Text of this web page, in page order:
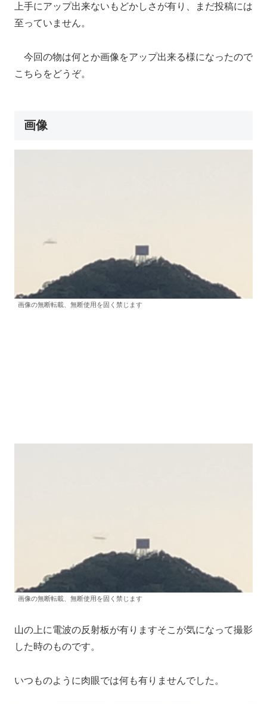
上手にアップ出来ないもどかしさが有り、まだ投稿には
至っていません。
今回の物は何とか画像をアップ出来る様になったので
こちらをどうぞ。
画像
画像の無断転載、無断使用を固く禁じます
画像の無断転載、無断使用を固く禁じます
山の上に電波の反射板が有りますそこが気になって撮影
した時のものです。
いつものように肉眼では何も有りませんでした。